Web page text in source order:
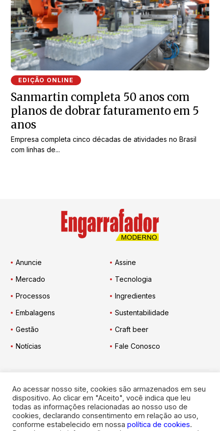
EDIÇÃO ONLINE
Sanmartin completa 50 anos com
planos de dobrar faturamento em 5
anos
Empresa completa cinco décadas de atividades no Brasil
com linhas de...
Anuncie
Assine
Mercado
Tecnologia
Processos
Ingredientes
Embalagens
Sustentabilidade
Gestão
Craft beer
Notícias
Fale Conosco
Engarrafador Moderno nas Redes:
Ao acessar nosso site, cookies são armazenados em seu
dispositivo. Ao clicar em "Aceito", você indica que leu
todas as informações relacionadas ao nosso uso de
cookies, declarando consentimento em relação ao uso,
conforme estabelecido em nossa política de cookies.